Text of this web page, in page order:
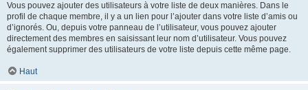
Vous pouvez ajouter des utilisateurs à votre liste de deux manières. Dans le
profil de chaque membre, il y a un lien pour l’ajouter dans votre liste d’amis ou
d’ignorés. Ou, depuis votre panneau de l’utilisateur, vous pouvez ajouter
directement des membres en saisissant leur nom d’utilisateur. Vous pouvez
également supprimer des utilisateurs de votre liste depuis cette même page.
Haut